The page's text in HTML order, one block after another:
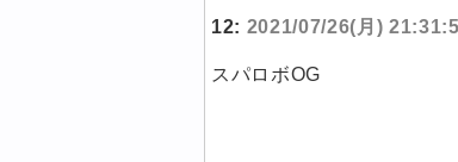
12: 2021/07/26(月)
スパロボOG